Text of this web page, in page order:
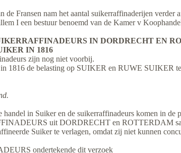
de Fransen nam het aantal suikerraffinaderijen verder
I een bestuur benoemd van de Kamer v
IN DORDRECHT EN
IN 1816
zijn nog niet voorbij.
1816 de belasting op SUIKER en RUWE SUIKER
in Suiker en de suikerraffinadeurs komen in de
uit DORDRECHT en ROTTERDAM
Suiker te verlagen, omdat zij niet kunnen
ondertekende dit verzoek